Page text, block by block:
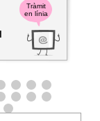
Tràmit
en línia